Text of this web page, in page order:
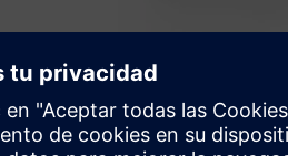
Encuentre proyectos
relevantes